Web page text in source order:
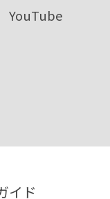
YouTube
イド